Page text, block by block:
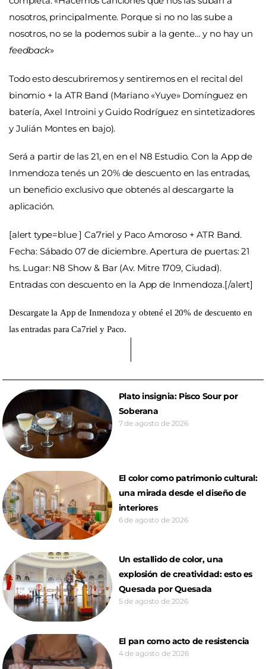
nosotros, principalmente. Porque si no no las sube a
nosotros, no se la podemos subir a la gente… y no hay un
feedback»
Todo esto descubriremos y sentiremos en el recital del
binomio + la ATR Band (Mariano «Yuye» Domínguez en
batería, Axel Introini y Guido Rodríguez en sintetizadores
y Julián Montes en bajo).
Será a partir de las 21, en en el N8 Estudio. Con la App de
Inmendoza tenés un 20% de descuento en las entradas,
un beneficio exclusivo que obtenés al descargarte la
aplicación.
[alert type=blue ] Ca7riel y Paco Amoroso + ATR Band.
Fecha: Sábado 07 de diciembre. Apertura de puertas: 21
hs. Lugar: N8 Show & Bar (Av. Mitre 1709, Ciudad).
Entradas con descuento en la App de Inmendoza.[/alert]
Descargate la App de Inmendoza y obtené el 20% de descuento en
las entradas para Ca7riel y Paco.
Plato insignia: Pisco Sour por
Soberana
7 de agosto de 2026
El color como patrimonio cultural:
una mirada desde el diseño de
interiores
6 de agosto de 2026
Un estallido de color, una
explosión de creatividad: esto es
Quesada por Quesada
5 de agosto de 2026
El pan como acto de resistencia
4 de agosto de 2026